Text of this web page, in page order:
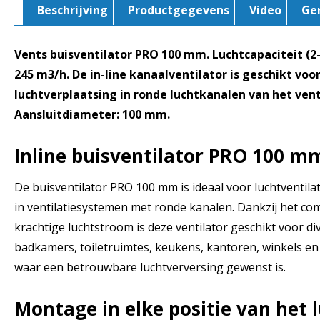
Beschrijving Productgegevens Video
Vents buisventilator PRO 100 mm. Luchtcapaciteit
245 m3/h. De in-line kanaalventilator is geschikt
luchtverplaatsing in ronde luchtkanalen van het
Aansluitdiameter: 100 mm.
Inline buisventilator PRO 100
De buisventilator PRO 100 mm is ideaal voor
in ventilatiesystemen met ronde kanalen. Dankzij het
krachtige luchtstroom is deze ventilator geschikt voor
badkamers, toiletruimtes, keukens, kantoren, winkels
waar een betrouwbare luchtverversing gewenst is.
Montage in elke positie van het